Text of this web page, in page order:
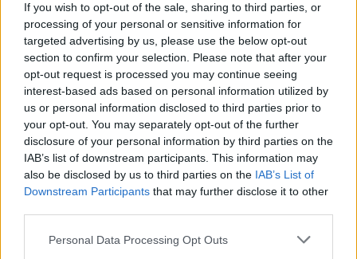
If you wish to opt-out of the sale, sharing to third parties, or
processing of your personal or sensitive information for
targeted advertising by us, please use the below opt-out
section to confirm your selection. Please note that after your
opt-out request is processed you may continue seeing
interest-based ads based on personal information utilized by
us or personal information disclosed to third parties prior to
your opt-out. You may separately opt-out of the further
disclosure of your personal information by third parties on the
IAB’s list of downstream participants. This information may
also be disclosed by us to third parties on the IAB’s List of
Downstream Participants that may further disclose it to other
Personal Data Processing Opt Outs
mindig az adott fesztivál vagy szórakozóhely határozza
meg, a háttérinfrasturktúrát adó integrált
rendezvénymenedzsment-megoldások a jegyértékesítést, a
beléptetést és a készpénzmentes fizetési funkciókat már
egy rendszeren belül képesek kezelni.
2023. június 21. 11:32 | Portfolio
A bankoláson túl építkezik az OTP, pár
hónapon belül bejelentés jön
10 éves az OTP Mobil, az OTP Csoport első saját startupja,
amely a társaság a Simple app, SimplePay fizetési
rendszer és a SimpleBusiness fejlesztője. A kerek évforduló
apropóján az OTP Bank a digitális startégiájáról és az OTP
Mobil forgalmáról, eredményeiről tartott tájékoztatót, ahol